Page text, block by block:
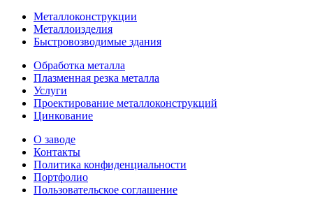
Металлоконструкции
Металлоизделия
Быстровозводимые здания
Обработка металла
Плазменная резка металла
Услуги
Проектирование металлоконструкций
Цинкование
О заводе
Контакты
Политика конфиденциальности
Портфолио
Пользовательское соглашение